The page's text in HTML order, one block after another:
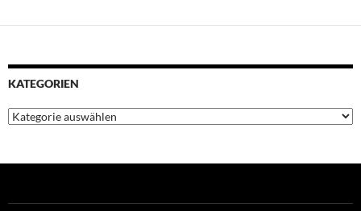
KATEGORIEN
Kategorien